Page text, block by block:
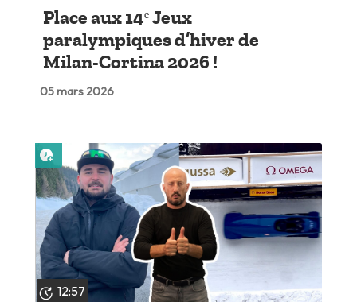
Place aux 14ᵉ Jeux
paralympiques d’hiver de
Milan-Cortina 2026 !
05 mars 2026
12:57
Lire plus tard